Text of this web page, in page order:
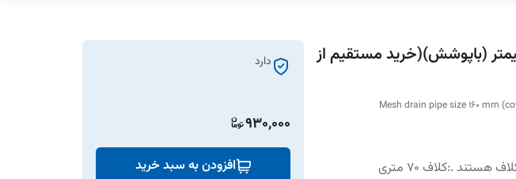
مشبک سایز 160 میلیمتر (باپوشش)(خرید مستقیم از
Mesh drain pipe size 160 mm
:کلاف 70 متری
دارد
930,000
افزودن به سبد خرید